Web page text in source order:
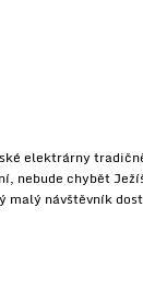
elektrárny
chybět
návštěvník